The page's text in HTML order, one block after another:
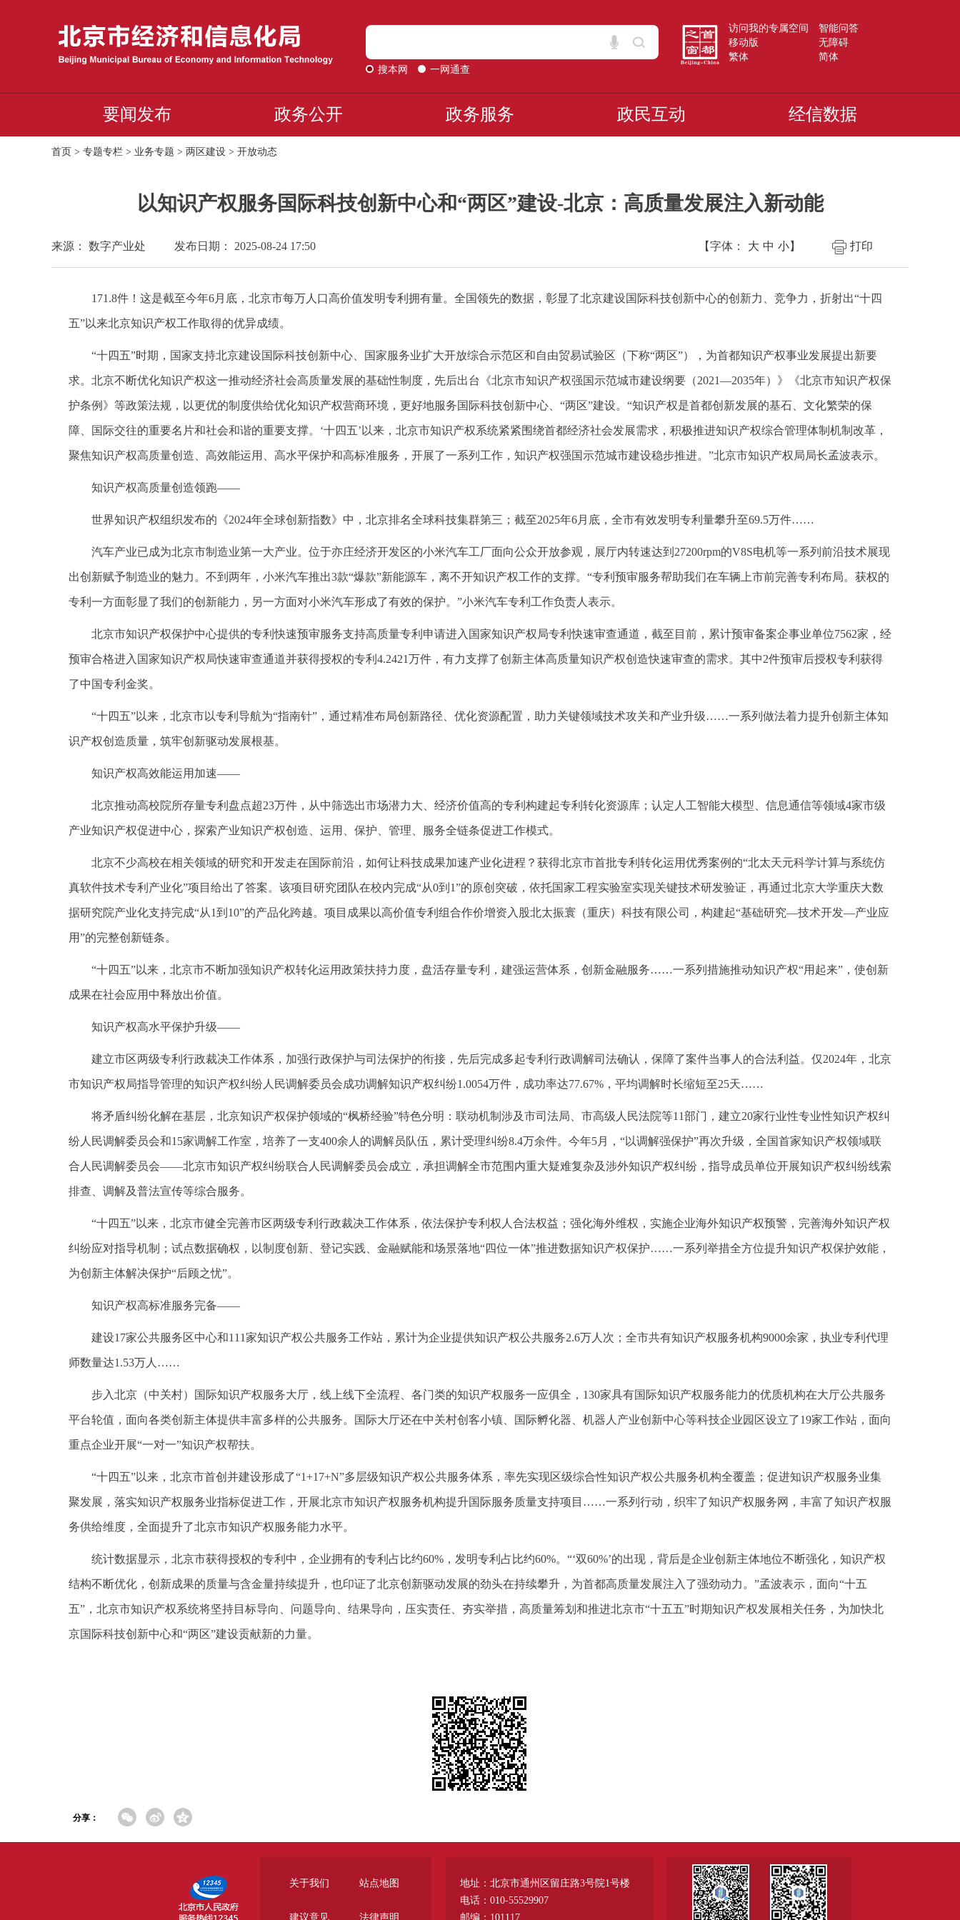
搜本网 一网通查
访问我的专属空间
智能问答
移动版
无障碍
繁体
简体
要闻发布 政务公开 政务服务 政民互动 经信数据
首页 > 专题专栏 > 业务专题 > 两区建设 > 开放动态
以知识产权服务国际科技创新中心和“两区”建设-北京：高质量发展注入新动能
来源： 数字产业处 发布日期： 2025-08-24 17:50 【字体： 大 中 小】 打印
171.8件！这是截至今年6月底，北京市每万人口高价值发明专利拥有量。全国领先的数据，彰显了北京建设国际科技创新中心的创新力、竞争力，折射出“十四
五”以来北京知识产权工作取得的优异成绩。
“十四五”时期，国家支持北京建设国际科技创新中心、国家服务业扩大开放综合示范区和自由贸易试验区（下称“两区”），为首都知识产权事业发展提出新要
求。北京不断优化知识产权这一推动经济社会高质量发展的基础性制度，先后出台《北京市知识产权强国示范城市建设纲要（2021—2035年）》《北京市知识产权保
护条例》等政策法规，以更优的制度供给优化知识产权营商环境，更好地服务国际科技创新中心、“两区”建设。“知识产权是首都创新发展的基石、文化繁荣的保
障、国际交往的重要名片和社会和谐的重要支撑。‘十四五’以来，北京市知识产权系统紧紧围绕首都经济社会发展需求，积极推进知识产权综合管理体制机制改革，
聚焦知识产权高质量创造、高效能运用、高水平保护和高标准服务，开展了一系列工作，知识产权强国示范城市建设稳步推进。”北京市知识产权局局长孟波表示。
知识产权高质量创造领跑——
世界知识产权组织发布的《2024年全球创新指数》中，北京排名全球科技集群第三；截至2025年6月底，全市有效发明专利量攀升至69.5万件……
汽车产业已成为北京市制造业第一大产业。位于亦庄经济开发区的小米汽车工厂面向公众开放参观，展厅内转速达到27200rpm的V8S电机等一系列前沿技术展现
出创新赋予制造业的魅力。不到两年，小米汽车推出3款“爆款”新能源车，离不开知识产权工作的支撑。“专利预审服务帮助我们在车辆上市前完善专利布局。获权的
专利一方面彰显了我们的创新能力，另一方面对小米汽车形成了有效的保护。”小米汽车专利工作负责人表示。
北京市知识产权保护中心提供的专利快速预审服务支持高质量专利申请进入国家知识产权局专利快速审查通道，截至目前，累计预审备案企事业单位7562家，经
预审合格进入国家知识产权局快速审查通道并获得授权的专利4.2421万件，有力支撑了创新主体高质量知识产权创造快速审查的需求。其中2件预审后授权专利获得
了中国专利金奖。
“十四五”以来，北京市以专利导航为“指南针”，通过精准布局创新路径、优化资源配置，助力关键领域技术攻关和产业升级……一系列做法着力提升创新主体知
识产权创造质量，筑牢创新驱动发展根基。
知识产权高效能运用加速——
北京推动高校院所存量专利盘点超23万件，从中筛选出市场潜力大、经济价值高的专利构建起专利转化资源库；认定人工智能大模型、信息通信等领域4家市级
产业知识产权促进中心，探索产业知识产权创造、运用、保护、管理、服务全链条促进工作模式。
北京不少高校在相关领域的研究和开发走在国际前沿，如何让科技成果加速产业化进程？获得北京市首批专利转化运用优秀案例的“北太天元科学计算与系统仿
真软件技术专利产业化”项目给出了答案。该项目研究团队在校内完成“从0到1”的原创突破，依托国家工程实验室实现关键技术研发验证，再通过北京大学重庆大数
据研究院产业化支持完成“从1到10”的产品化跨越。项目成果以高价值专利组合作价增资入股北太振寰（重庆）科技有限公司，构建起“基础研究—技术开发—产业应
用”的完整创新链条。
“十四五”以来，北京市不断加强知识产权转化运用政策扶持力度，盘活存量专利，建强运营体系，创新金融服务……一系列措施推动知识产权“用起来”，使创新
成果在社会应用中释放出价值。
知识产权高水平保护升级——
建立市区两级专利行政裁决工作体系，加强行政保护与司法保护的衔接，先后完成多起专利行政调解司法确认，保障了案件当事人的合法利益。仅2024年，北京
市知识产权局指导管理的知识产权纠纷人民调解委员会成功调解知识产权纠纷1.0054万件，成功率达77.67%，平均调解时长缩短至25天……
将矛盾纠纷化解在基层，北京知识产权保护领域的“枫桥经验”特色分明：联动机制涉及市司法局、市高级人民法院等11部门，建立20家行业性专业性知识产权纠
纷人民调解委员会和15家调解工作室，培养了一支400余人的调解员队伍，累计受理纠纷8.4万余件。今年5月，“以调解强保护”再次升级，全国首家知识产权领域联
合人民调解委员会——北京市知识产权纠纷联合人民调解委员会成立，承担调解全市范围内重大疑难复杂及涉外知识产权纠纷，指导成员单位开展知识产权纠纷线索
排查、调解及普法宣传等综合服务。
“十四五”以来，北京市健全完善市区两级专利行政裁决工作体系，依法保护专利权人合法权益；强化海外维权，实施企业海外知识产权预警，完善海外知识产权
纠纷应对指导机制；试点数据确权，以制度创新、登记实践、金融赋能和场景落地“四位一体”推进数据知识产权保护……一系列举措全方位提升知识产权保护效能，
为创新主体解决保护“后顾之忧”。
知识产权高标准服务完备——
建设17家公共服务区中心和111家知识产权公共服务工作站，累计为企业提供知识产权公共服务2.6万人次；全市共有知识产权服务机构9000余家，执业专利代理
师数量达1.53万人……
步入北京（中关村）国际知识产权服务大厅，线上线下全流程、各门类的知识产权服务一应俱全，130家具有国际知识产权服务能力的优质机构在大厅公共服务
平台轮值，面向各类创新主体提供丰富多样的公共服务。国际大厅还在中关村创客小镇、国际孵化器、机器人产业创新中心等科技企业园区设立了19家工作站，面向
重点企业开展“一对一”知识产权帮扶。
“十四五”以来，北京市首创并建设形成了“1+17+N”多层级知识产权公共服务体系，率先实现区级综合性知识产权公共服务机构全覆盖；促进知识产权服务业集
聚发展，落实知识产权服务业指标促进工作，开展北京市知识产权服务机构提升国际服务质量支持项目……一系列行动，织牢了知识产权服务网，丰富了知识产权服
务供给维度，全面提升了北京市知识产权服务能力水平。
统计数据显示，北京市获得授权的专利中，企业拥有的专利占比约60%，发明专利占比约60%。“‘双60%’的出现，背后是企业创新主体地位不断强化，知识产权
结构不断优化，创新成果的质量与含金量持续提升，也印证了北京创新驱动发展的劲头在持续攀升，为首都高质量发展注入了强劲动力。”孟波表示，面向“十五
五”，北京市知识产权系统将坚持目标导向、问题导向、结果导向，压实责任、夯实举措，高质量筹划和推进北京市“十五五”时期知识产权发展相关任务，为加快北
京国际科技创新中心和“两区”建设贡献新的力量。
分享：
关于我们 站点地图
建议意见 法律声明
地址：北京市通州区留庄路3号院1号楼
电话：010-55529907
邮编：101117